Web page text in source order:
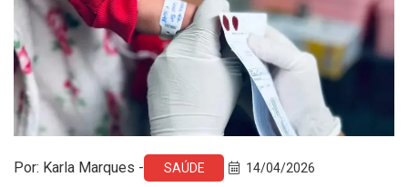
Por: Karla Marques - SAÚDE 14/04/2026